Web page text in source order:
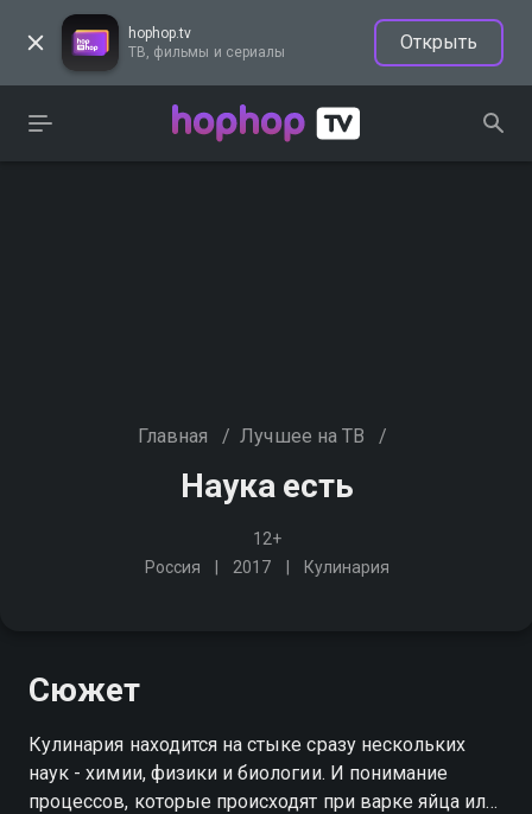
hophop.tv
ТВ, фильмы и сериалы
Открыть
Главная / Лучшее на ТВ /
Наука есть
12+
Россия
2017 Кулинария
Сюжет
Кулинария находится на стыке сразу нескольких
наук - химии, физики и биологии. И понимание
процессов, которые происходят при варке яйца или